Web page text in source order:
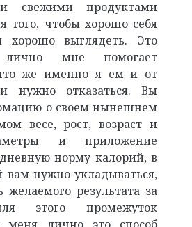
свежими продуктами
того, чтобы хорошо себя
хорошо выглядеть. Это
лично мне помогает
же именно я ем и от
нужно отказаться. Вы
о своем нынешнем
весе, рост, возраст и
и приложение
норму калорий, в
вам нужно укладываться,
желаемого результата за
этого промежуток